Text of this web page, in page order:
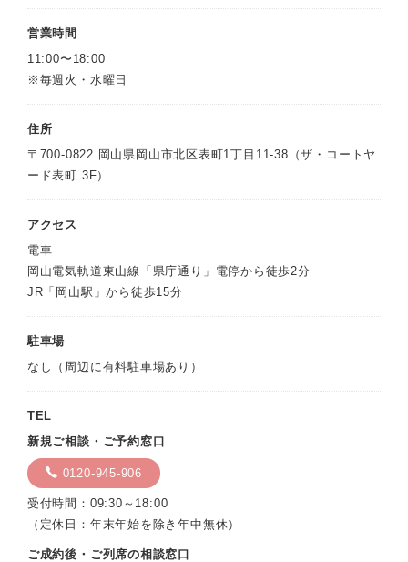
営業時間
11:00〜18:00
※毎週火・水曜日
住所
〒700-0822 岡山県岡山市北区表町1丁目11-38（ザ・コートヤ
ード表町 3F）
アクセス
電車
岡山電気軌道東山線「県庁通り」電停から徒歩2分
JR「岡山駅」から徒歩15分
駐車場
なし（周辺に有料駐車場あり）
TEL
新規ご相談・ご予約窓口
0120-945-906
受付時間：09:30～18:00
（定休日：年末年始を除き年中無休）
ご成約後・ご列席の相談窓口